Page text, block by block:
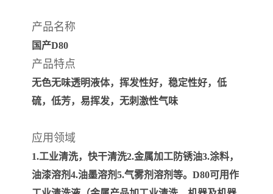
产品名称
国产D80
产品特点
无色无味透明液体，挥发性好，稳定性好，低
硫，低芳，易挥发，无刺激性气味
应用领域
1.工业清洗，快干清洗2.金属加工防锈油3.涂料，
油漆溶剂4.油墨溶剂5.气雾剂溶剂等。D80可用作